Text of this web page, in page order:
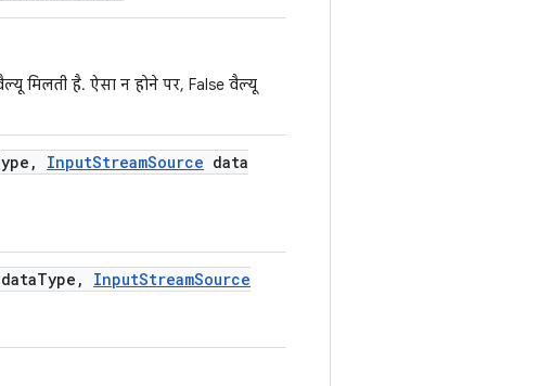
मिलती है. ऐसा न होने पर, False वैल्यू
, InputStreamSource data
dataType , InputStreamSource